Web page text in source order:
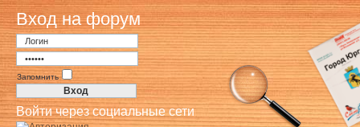
Вход на форум
Запомнить
Войти через социальные сети